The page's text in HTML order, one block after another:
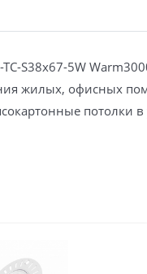
TC-S38x67-5W
жилых, офисных
потолки